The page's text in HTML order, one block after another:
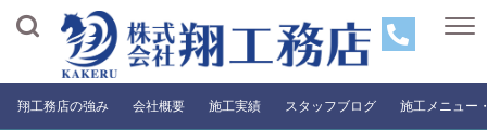
翔工務店の強み 会社概要 施工実績 スタッフブログ 施工メニュー